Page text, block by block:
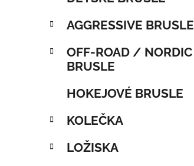
AGGRESSIVE BRUSLE
OFF-ROAD / NORDIC
BRUSLE
HOKEJOVÉ BRUSLE
KOLEČKA
LOŽISKA